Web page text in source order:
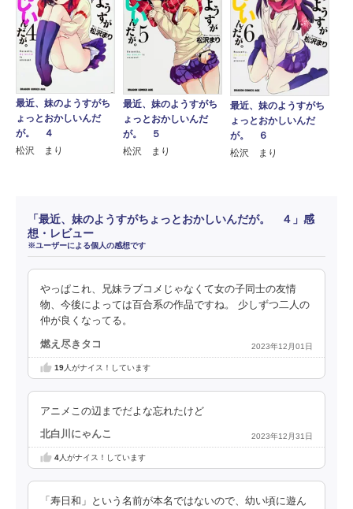
最近、妹のようすがち
ょっとおかしいんだ
が。 ４
松沢 まり
最近、妹のようすがち
ょっとおかしいんだ
が。 ５
松沢 まり
最近、妹のようすがち
ょっとおかしいんだ
が。 ６
松沢 まり
「最近、妹のようすがちょっとおかしいんだが。 ４」感
想・レビュー
※ユーザーによる個人の感想です
やっぱこれ、兄妹ラブコメじゃなくて女の子同士の友情
物、今後によっては百合系の作品ですね。 少しずつ二人の
仲が良くなってる。
燃え尽きタコ 2023年12月01日
19人がナイス！しています
アニメこの辺までだよな忘れたけど
北白川にゃんこ 2023年12月31日
4人がナイス！しています
「寿日和」という名前が本名ではないので、幼い頃に遊ん